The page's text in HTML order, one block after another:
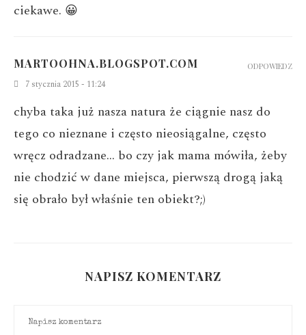
ciekawe. 😀
MARTOOHNA.BLOGSPOT.COM
7 stycznia 2015 - 11:24
chyba taka już nasza natura że ciągnie nasz do
tego co nieznane i często nieosiągalne, często
wręcz odradzane… bo czy jak mama mówiła, żeby
nie chodzić w dane miejsca, pierwszą drogą jaką
się obrało był właśnie ten obiekt?;)
ODPOWIEDZ
NAPISZ KOMENTARZ